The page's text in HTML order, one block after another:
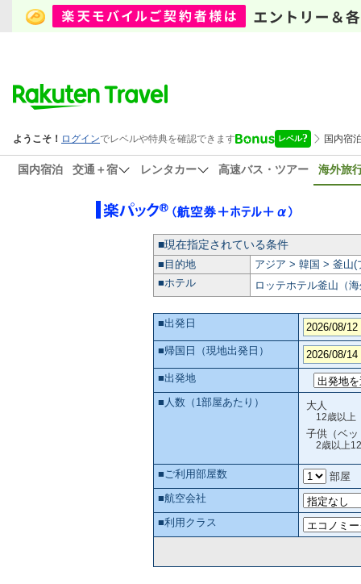
国内宿泊 交通＋宿 レンタカー 高速バス・ツアー 海外旅
■現在指定されている条件
■目的地
アジア > 韓国 > 釜山(
■ホテル
ロッテホテル釜山（
■出発日
■帰国日（現地出発日）
■出発地
■人数 （1部屋あたり） 大人
12歳以上
子供（ベッ
2歳以上
■ご利用部屋数
部屋
■航空会社
■利用クラス